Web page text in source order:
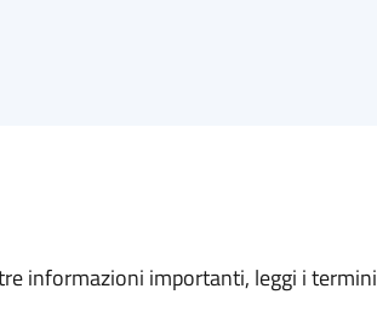
informazioni importanti, leggi i termini